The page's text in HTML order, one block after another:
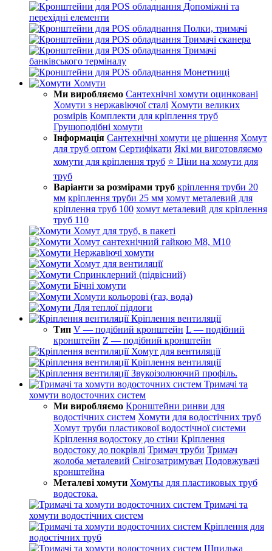
Допоміжні та
перехідні елементи
Полки, тримачі
Тримачі сканера
Тримачі
банківського терміналу
Монетниці
Хомути
Ми виробляємо Сантехнічні хомути оцинковані
Хомути з нержавіючої сталі Хомути великих
розмірів Комплекти для кріплення труб
Грушоподібні хомути
Інформація Сантехнічні хомути це рішення Хомут
для труб оптом Сертифікати Які ми виготовляємо
хомути для кріплення труб ⭐ Ціни на хомути для
труб
Варіанти за розмірами труб кріплення труби 20
мм кріплення труби 25 мм хомут металевий для
кріплення труб 100 хомут металевий для кріплення
труб 110
Хомут для труб, в пакеті
Хомут сантехнічний гайкою М8, М10
Нержавіючі хомути
Хомут для вентиляції
Спринклерний (підвісний)
Бічні хомути
Хомути кольорові (газ, вода)
Для теплої підлоги
Кріплення вентиляції
Тип V — подібний кронштейн L — подібний
кронштейн Z — подібний кронштейн
Хомут для вентиляції
Кріплення вентиляції
Звукоізолюючий профіль.
Тримачі та
хомути водосточних систем
Ми виробляємо Кронштейни ринви для
водостічних систем Хомути для водостічних труб
Хомут труби пластикової водостічної системи
Кріплення водостоку до стіни Кріплення
водостоку до покрівлі Тримач труби Тримач
жолоба металевий Снігозатримувач Подовжувачі
кронштейна
Металеві хомути Хомуты для пластиковых труб
водостока.
Тримачі та
хомути водостічних систем
Кріплення для
водостічних труб
Шпилька